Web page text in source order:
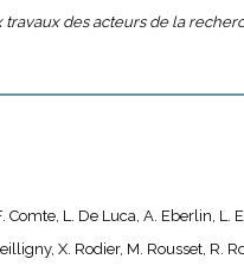
des acteurs de la
L. De Luca, A. Eberlin,
X. Rodier, M. Rousset, R.